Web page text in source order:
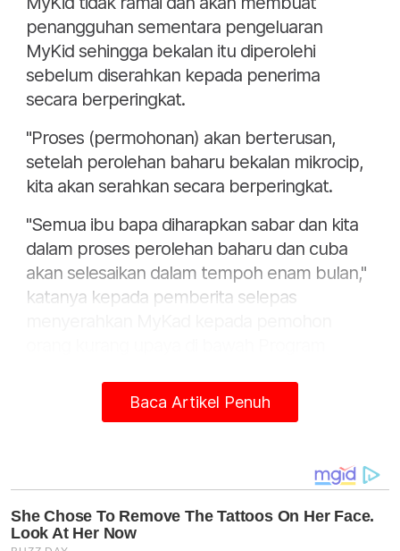
penangguhan sementara pengeluaran
MyKid sehingga bekalan itu diperolehi
sebelum diserahkan kepada penerima
secara berperingkat.
"Proses (permohonan) akan berterusan,
setelah perolehan baharu bekalan mikrocip,
kita akan serahkan secara berperingkat.
"Semua ibu bapa diharapkan sabar dan kita
dalam proses perolehan baharu dan cuba
akan selesaikan dalam tempoh enam bulan,"
katanya kepada pemberita selepas
Semabok di sini pada Sabtu.
Baca Artikel Penuh